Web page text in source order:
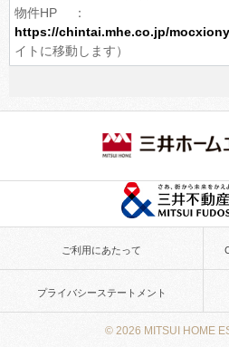
物件HP ：
https://chintai.mhe.co.jp/
イトに移動します）
ご利用にあたって
プライバシーステートメント
© 2026 MITSUI HOME